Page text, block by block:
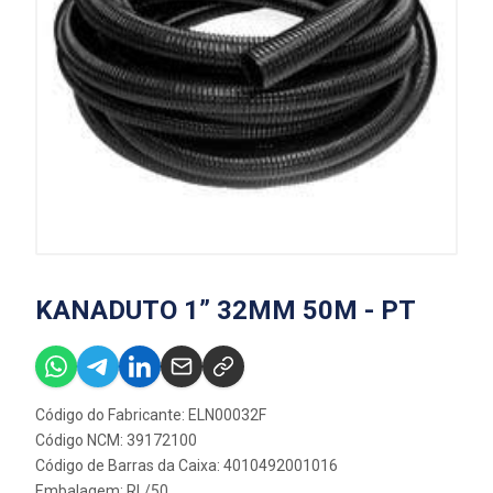
KANADUTO 1” 32MM 50M - PT
Código do Fabricante: ELN00032F
Código NCM: 39172100
Código de Barras da Caixa: 4010492001016